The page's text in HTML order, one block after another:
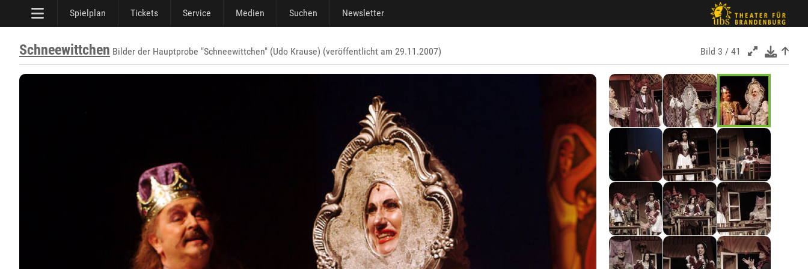
Spielplan Tickets Service Medien Suchen Newsletter
Schneewittchen Bilder der Hauptprobe "Schneewittchen" (Udo Krause) (veröffentlicht am 29.11.2007) Bild 3 / 41